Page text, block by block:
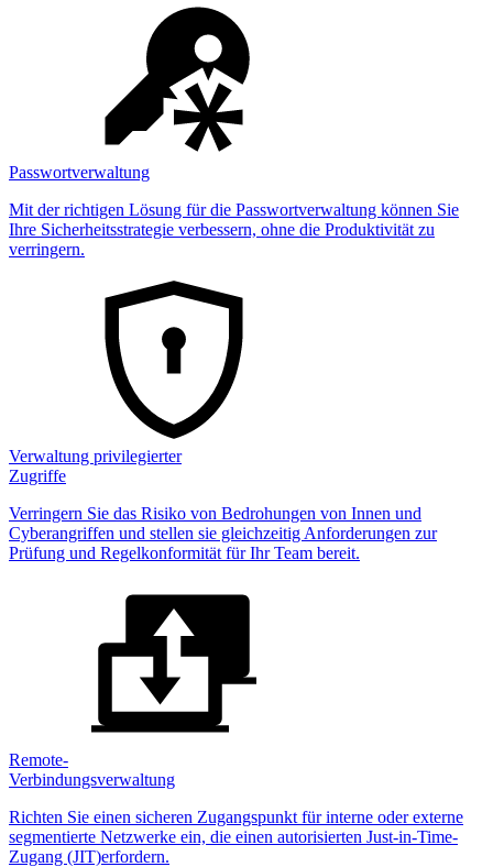
Passwortverwaltung
Mit der richtigen Lösung für die Passwortverwaltung können Sie
Ihre Sicherheitsstrategie verbessern, ohne die Produktivität zu
verringern.
Verwaltung privilegierter
Zugriffe
Verringern Sie das Risiko von Bedrohungen von Innen und
Cyberangriffen und stellen sie gleichzeitig Anforderungen zur
Prüfung und Regelkonformität für Ihr Team bereit.
Remote-
Verbindungsverwaltung
Richten Sie einen sicheren Zugangspunkt für interne oder externe
segmentierte Netzwerke ein, die einen autorisierten Just-in-Time-
Zugang (JIT)erfordern.